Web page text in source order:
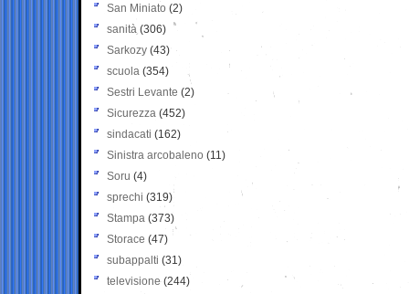
San Miniato (2)
sanità (306)
Sarkozy (43)
scuola (354)
Sestri Levante (2)
Sicurezza (452)
sindacati (162)
Sinistra arcobaleno (11)
Soru (4)
sprechi (319)
Stampa (373)
Storace (47)
subappalti (31)
televisione(244)